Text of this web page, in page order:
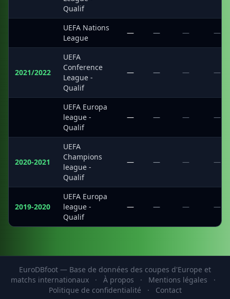
Qualif
UEFA Nations
League
— — — —
2021/2022
UEFA
Conference
League -
Qualif
— — — —
UEFA Europa
league -
Qualif
— — — —
2020-2021
UEFA
Champions
league -
Qualif
— — — —
2019-2020
UEFA Europa
league -
Qualif
— — — —
EuroDBfoot — Base de données des coupes d'Europe et
matchs internationaux
· À propos · Mentions légales
·
Politique de confidentialité
· Contact